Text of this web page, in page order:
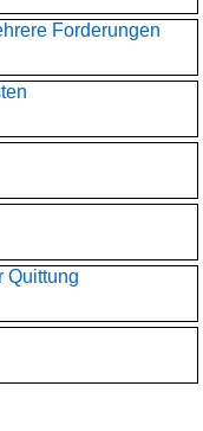
Forderungen
Quittung